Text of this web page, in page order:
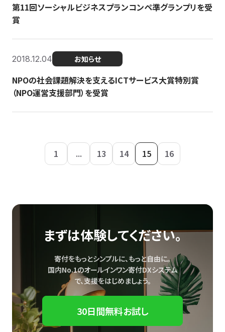
第11回ソーシャルビジネスプランコンペ準グランプリを受
賞
2018.12.04 お知らせ
NPOの社会課題解決を支えるICTサービス大賞特別賞
（NPO運営支援部門）を受賞
1 ... 13 14 15 16
まずは体験してください。
寄付をもっとシンプルに、もっと自由に。
国内No.1のオールインワン寄付DXシステム
で、支援をはじめましょう。
30日間無料お試し